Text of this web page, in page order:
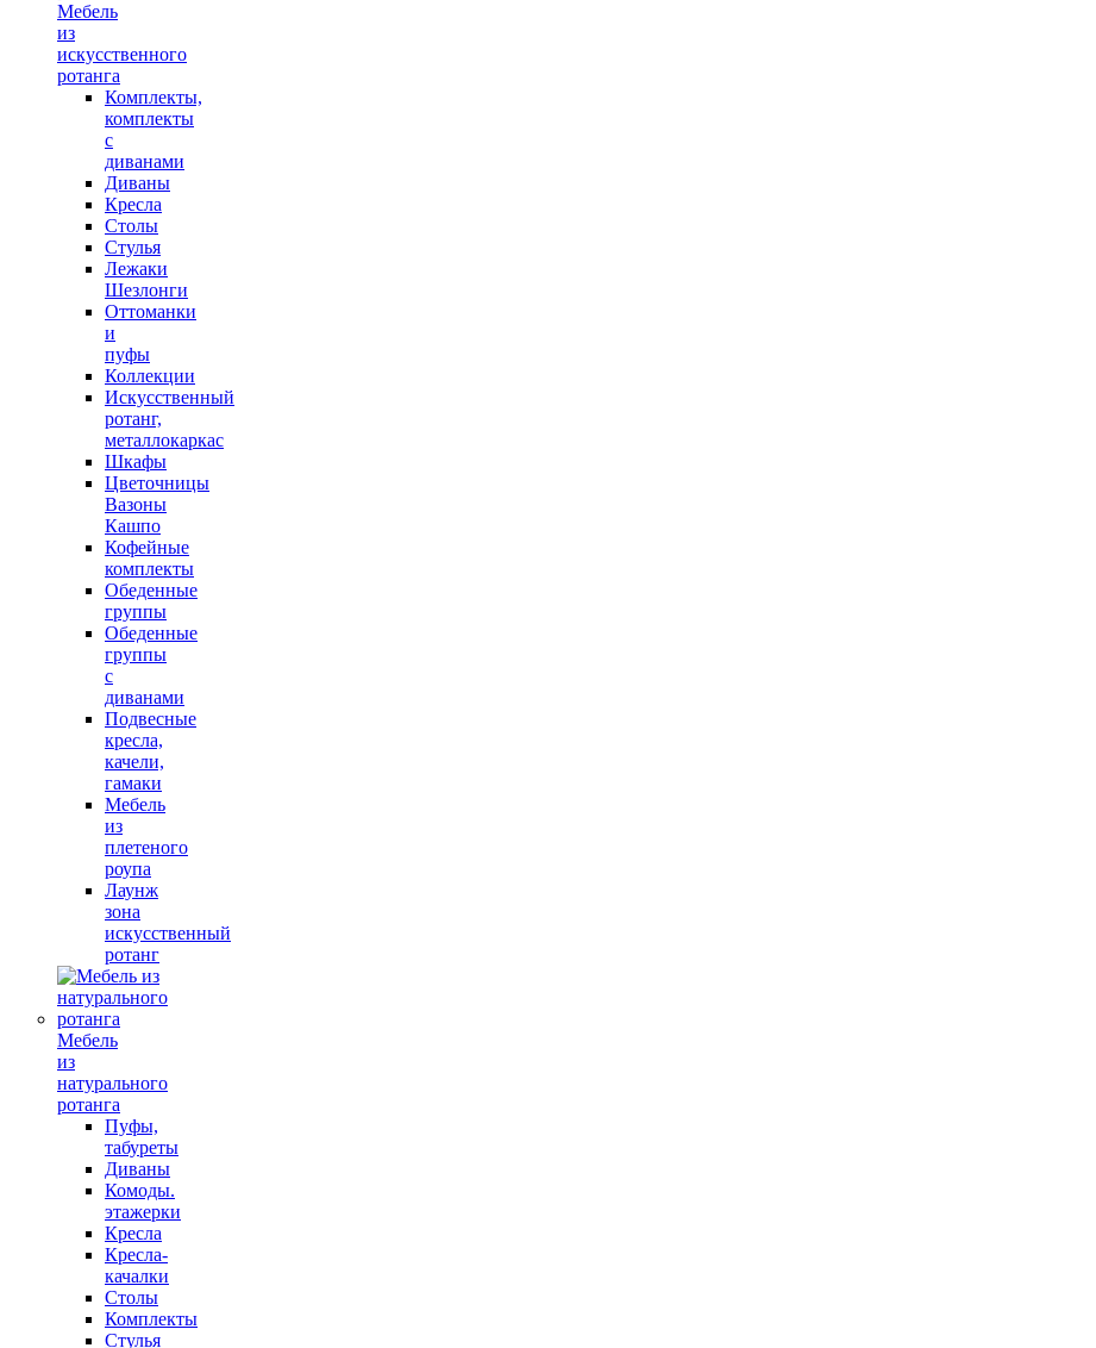
Мебель
из
искусственного
ротанга
Комплекты,
комплекты
с
диванами
Диваны
Кресла
Столы
Стулья
Лежаки
Шезлонги
Оттоманки
и
пуфы
Коллекции
Искусственный
ротанг,
металлокаркас
Шкафы
Цветочницы
Вазоны
Кашпо
Кофейные
комплекты
Обеденные
группы
Обеденные
группы
с
диванами
Подвесные
кресла,
качели,
гамаки
Мебель
из
плетеного
роупа
Лаунж
зона
искусственный
ротанг
Мебель
из
натурального
ротанга
Пуфы,
табуреты
Диваны
Комоды.
этажерки
Кресла
Кресла-
качалки
Столы
Комплекты
Стулья